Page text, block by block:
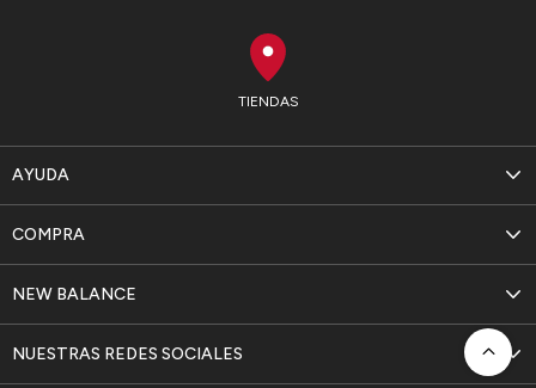
TIENDAS
AYUDA
NEW BALANCE
COMPRA
NUESTRAS REDES SOCIALES